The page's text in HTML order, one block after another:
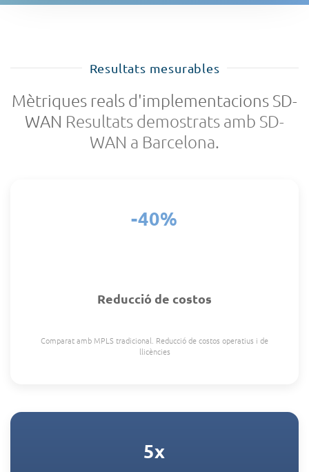
Resultats mesurables
Mètriques reals d'implementacions SD-
WAN Resultats demostrats amb SD-
WAN a Barcelona.
-40%
Reducció de costos
Comparat amb MPLS tradicional. Reducció de costos operatius i de
llicències
5x